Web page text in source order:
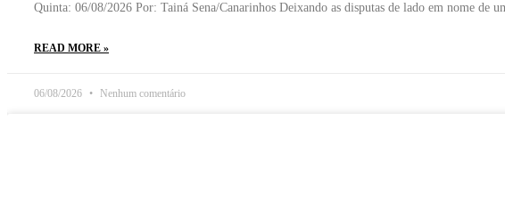
Quinta: 06/08/2026 Por: Tainá Sena/Canarinhos Deixando as disputas de lado em nome de
READ MORE »
06/08/2026 Nenhum comentário